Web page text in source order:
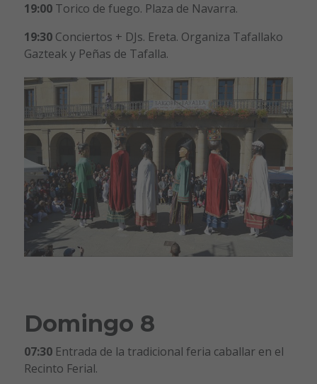
19:00Torico de fuego. Plaza de Navarra.
19:30Conciertos + DJs. Ereta. Organiza Tafallako
Gazteak y Peñas de Tafalla.
Domingo 8
07:30Entrada de la tradicional feria caballar en el
Recinto Ferial.